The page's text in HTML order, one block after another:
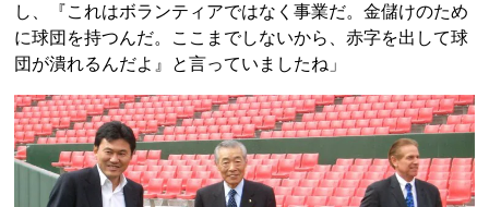
し、『これはボランティアではなく事業だ。金儲けのため
に球団を持つんだ。ここまでしないから、赤字を出して球
団が潰れるんだよ』と言っていましたね」